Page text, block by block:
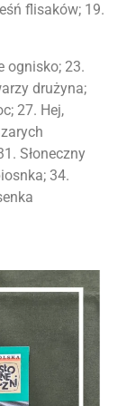
flisaków; 19.
ognisko; 23.
drużyna;
27. Hej,
Słoneczny
34.